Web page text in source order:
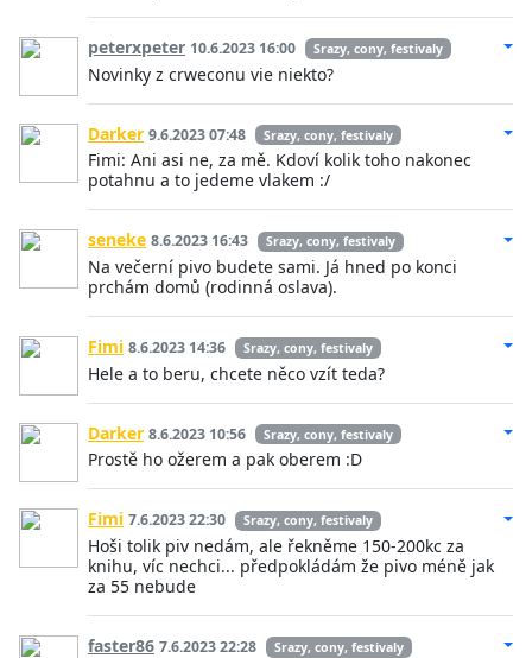
peterxpeter 10.6.2023 16:00 Srazy, cony, festivaly
Novinky z crweconu vie niekto?
Darker 9.6.2023 07:48 Srazy, cony, festivaly
Fimi: Ani asi ne, za mě. Kdoví kolik toho nakonec
potahnu a to jedeme vlakem :/
seneke 8.6.2023 16:43 Srazy, cony, festivaly
Na večerní pivo budete sami. Já hned po konci
prchám domů (rodinná oslava).
Fimi 8.6.2023 14:36 Srazy, cony, festivaly
Hele a to beru, chcete něco vzít teda?
Darker 8.6.2023 10:56 Srazy, cony, festivaly
Prostě ho ožerem a pak oberem :D
Fimi 7.6.2023 22:30 Srazy, cony, festivaly
Hoši tolik piv nedám, ale řekněme 150-200kc za
knihu, víc nechci... předpokládám že pivo méně jak
za 55 nebude
faster86 7.6.2023 22:28 Srazy, cony, festivaly